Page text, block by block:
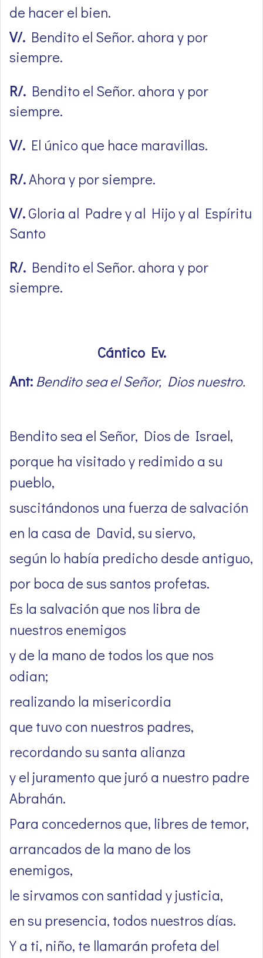
de hacer el bien.
V/. Bendito el Señor. ahora y por
siempre.
R/. Bendito el Señor. ahora y por
siempre.
V/. El único que hace maravillas.
R/.Ahora y por siempre.
V/.Gloria al Padre y al Hijo y al Espíritu
Santo
R/. Bendito el Señor. ahora y por
siempre.
Cántico Ev.
Ant: Bendito sea el Señor, Dios nuestro.
Bendito sea el Señor, Dios de Israel,
porque ha visitado y redimido a su
pueblo,
suscitándonos una fuerza de salvación
en la casa de David, su siervo,
según lo había predicho desde antiguo,
por boca de sus santos profetas.
Es la salvación que nos libra de
nuestros enemigos
y de la mano de todos los que nos
odian;
realizando la misericordia
que tuvo con nuestros padres,
recordando su santa alianza
y el juramento que juró a nuestro padre
Abrahán.
Para concedernos que, libres de temor,
arrancados de la mano de los
enemigos,
le sirvamos con santidad y justicia,
en su presencia, todos nuestros días.
Y a ti, niño, te llamarán profeta del